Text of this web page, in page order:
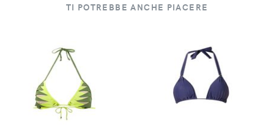
TI POTREBBE ANCHE PIACERE